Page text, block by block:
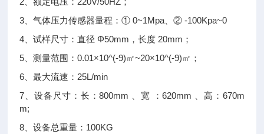
3、气体压力传感器量程：① 0~1Mpa、② -100Kpa~0
4、试样尺寸：直径 Φ50mm，长度 20mm；
5、测量范围：0.01×10^(-9)㎡~20×10^(-9)㎡；
6、最大流速：25L/min
7、设备尺寸：长：800mm 、宽 ：620mm 、高：670m
m;
8、设备总重量：100KG